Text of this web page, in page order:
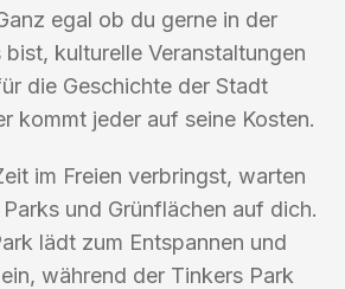
egal ob du gerne in der
kulturelle Veranstaltungen
die Geschichte der Stadt
kommt jeder auf seine Kosten.
im Freien verbringst, warten
und Grünflächen auf dich.
lädt zum Entspannen und
während der Tinkers Park